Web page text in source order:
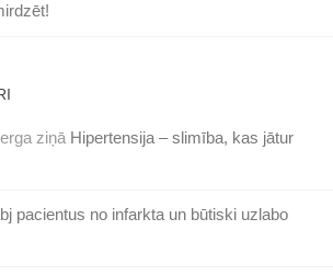
ziņā Hipertensija – slimība, kas jātur
pacientus no infarkta un būtiski uzlabo